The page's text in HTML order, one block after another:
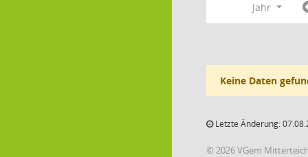
Jahr
Keine Daten
Letzte Änderung:
© 2026 VGem Mitterteich